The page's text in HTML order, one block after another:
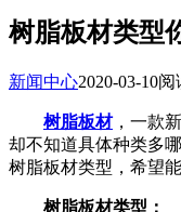
树脂板材类型
新闻中心2020-03-10阅
树脂板材，一款
却不知道具体种类多
树脂板材类型，希望
树脂板材类型：